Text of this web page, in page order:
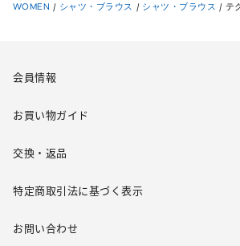
WOMEN / シャツ・ブラウス / シャツ・ブラウス / テ
会員情報
お買い物ガイド
交換・返品
特定商取引法に基づく表示
お問い合わせ